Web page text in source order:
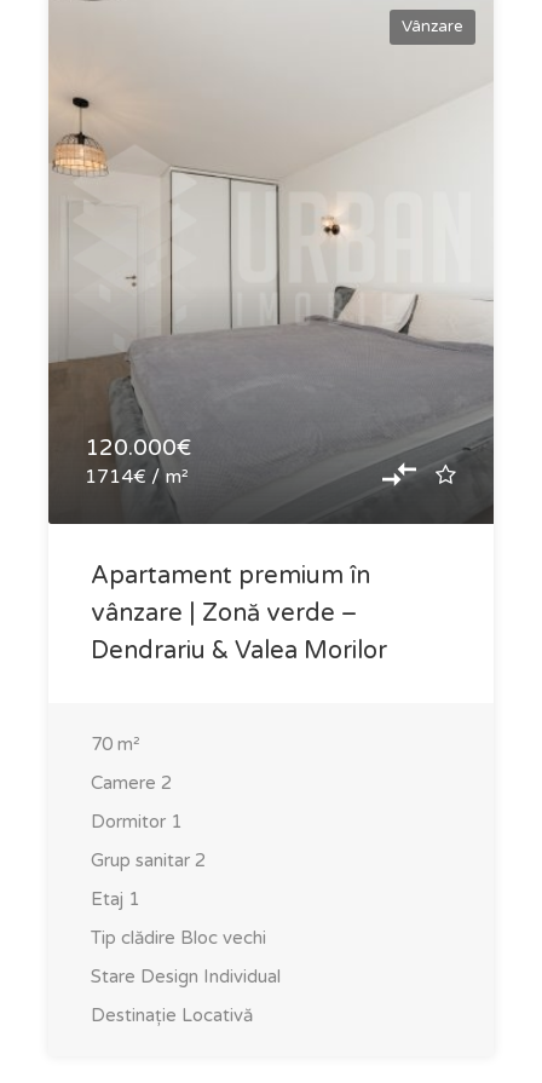
Vânzare
120.000€
1714€ / m²
Apartament premium în
vânzare | Zonă verde –
Dendrariu & Valea Morilor
70 m²
Camere 2
Dormitor 1
Grup sanitar 2
Etaj 1
Tip clădire Bloc vechi
Stare Design Individual
Destinație Locativă